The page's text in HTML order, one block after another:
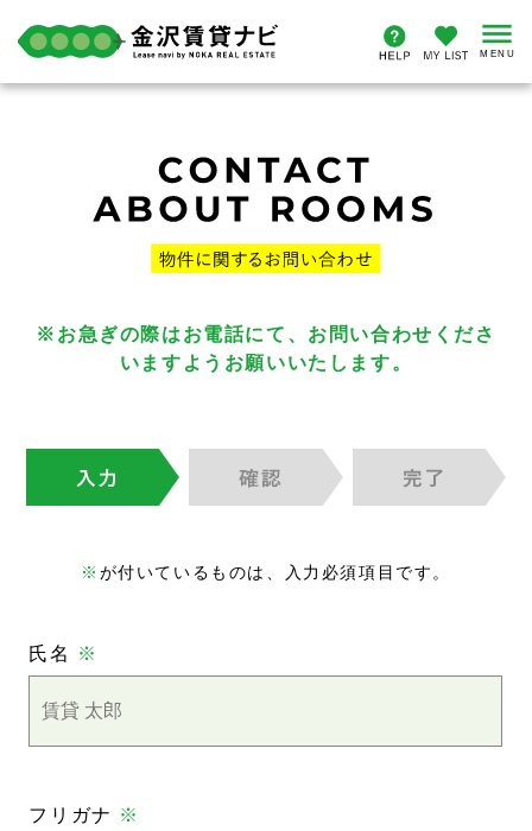
※お急ぎの際はお電話にて、お問い合わせくださ
いますようお願いいたします。
※ が付いているものは、入力必須項目です。
氏名 ※
フリガナ ※